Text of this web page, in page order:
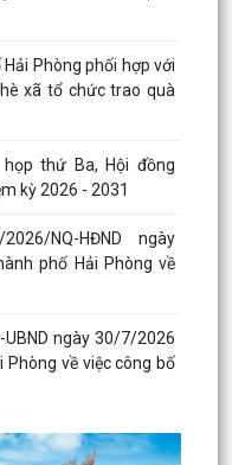
ngày 30/7/2026
toàn đội ngũ tuyên
22/07/2026 của UBND
phố về việc công bố
bố thủ tục hành chính
phạm vi chức năng